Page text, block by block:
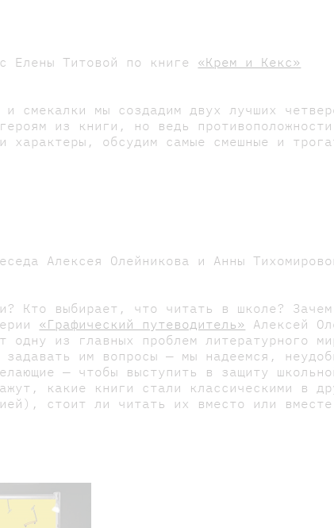
Елены Титовой по книге «Крем и Кекс»
смекалки мы создадим двух лучших
из книги, но ведь
характеры, обсудим самые смешные и
Алексея Олейникова и Анны
Кто выбирает, что читать в школе?
«Графический путеводитель»
Алексей
одну из главных проблем литературного
задавать им вопросы — мы надеемся,
— чтобы выступить в защиту
какие книги стали классическими в
стоит ли читать их вместо или вместе